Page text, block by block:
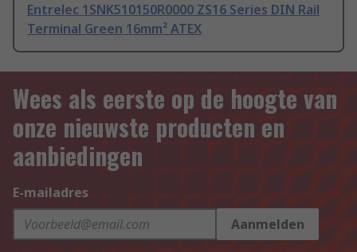
Entrelec 1SNK510150R0000 ZS16 Series DIN Rail
Terminal Green 16mm² ATEX
Wees als eerste op de hoogte van
onze nieuwste producten en
aanbiedingen
E-mailadres
Aanmelden